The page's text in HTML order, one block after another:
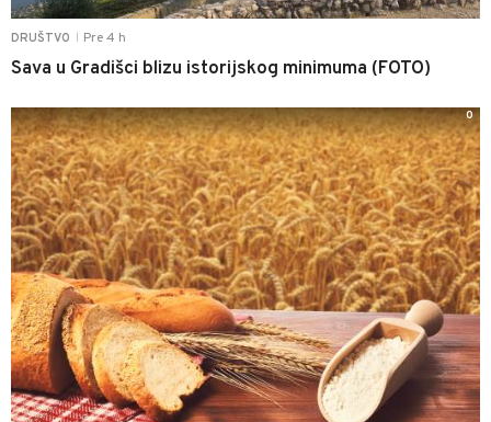
DRUŠTVO Pre 4 h
Sava u Gradišci blizu istorijskog minimuma (FOTO)
0